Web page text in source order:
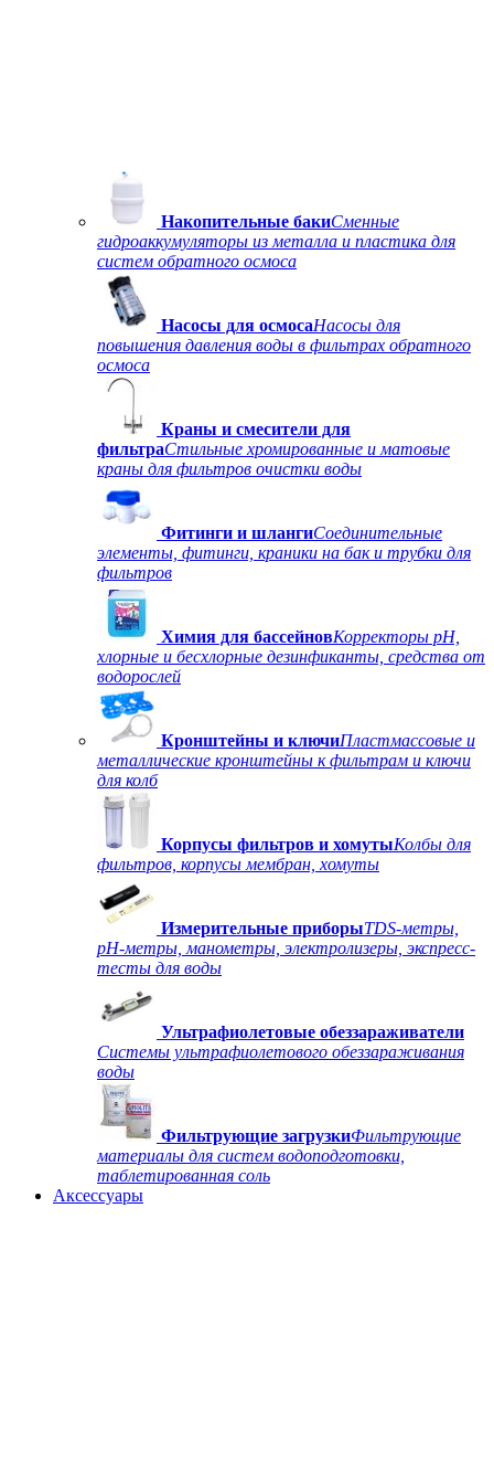
Накопительные бакиСменные
гидроаккумуляторы из металла и пластика для
систем обратного осмоса
Насосы для осмосаНасосы для
повышения давления воды в фильтрах обратного
осмоса
Краны и смесители для
фильтраСтильные хромированные и матовые
краны для фильтров очистки воды
Фитинги и шлангиСоединительные
элементы, фитинги, краники на бак и трубки для
фильтров
Химия для бассейновКорректоры рН,
хлорные и бесхлорные дезинфиканты, средства от
водорослей
Кронштейны и ключиПластмассовые и
металлические кронштейны к фильтрам и ключи
для колб
Корпусы фильтров и хомутыКолбы для
фильтров, корпусы мембран, хомуты
Измерительные приборыTDS-метры,
рН-метры, манометры, электролизеры, экспресс-
тесты для воды
Ультрафиолетовые обеззараживатели
Системы ультрафиолетового обеззараживания
воды
Фильтрующие загрузкиФильтрующие
материалы для систем водоподготовки,
таблетированная соль
Аксессуары